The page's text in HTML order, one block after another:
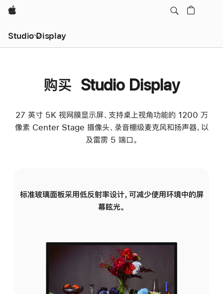
Apple
Studio Display
购买 Studio Display
27 英寸 5K 视网膜显示屏、支持桌上视角功能的 1200 万
像素 Center Stage 摄像头、录音棚级麦克风和扬声器，以
及雷雳 5 端口。
标准玻璃面板采用低反射率设计，可减少使用环境中的屏
幕眩光。